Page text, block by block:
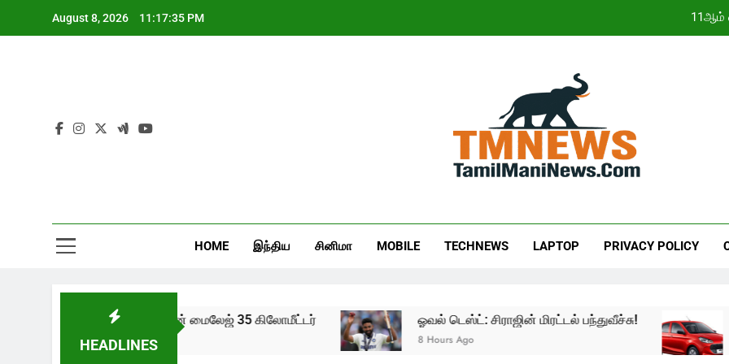
August 8, 2026 11:17:36 PM 11ஆம்
ஜூலையில் கார் விற்பனை
HOME இந்திய சினிமா MOBILE TECHNEWS LAPTOP PRIVACY POLICY
HEADLINES
புதிய ஆல்டோ கே10 இன் மைலேஜ் 35 கிலோமீட்டர்
2 Years Ago
ஓவல் டெஸ்ட்: சிராஜின் மிரட்டல் பந்துவீச்சு!
8 Hours Ago 2